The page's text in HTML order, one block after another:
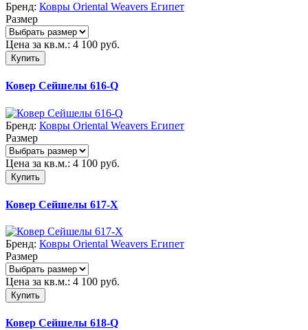
Бренд: Ковры Oriental Weavers Египет
Размер
Цена за кв.м.: 4 100 руб.
Купить
Ковер Сейшелы 616-Q
Бренд: Ковры Oriental Weavers Египет
Размер
Цена за кв.м.: 4 100 руб.
Купить
Ковер Сейшелы 617-X
Бренд: Ковры Oriental Weavers Египет
Размер
Цена за кв.м.: 4 100 руб.
Купить
Ковер Сейшелы 618-Q